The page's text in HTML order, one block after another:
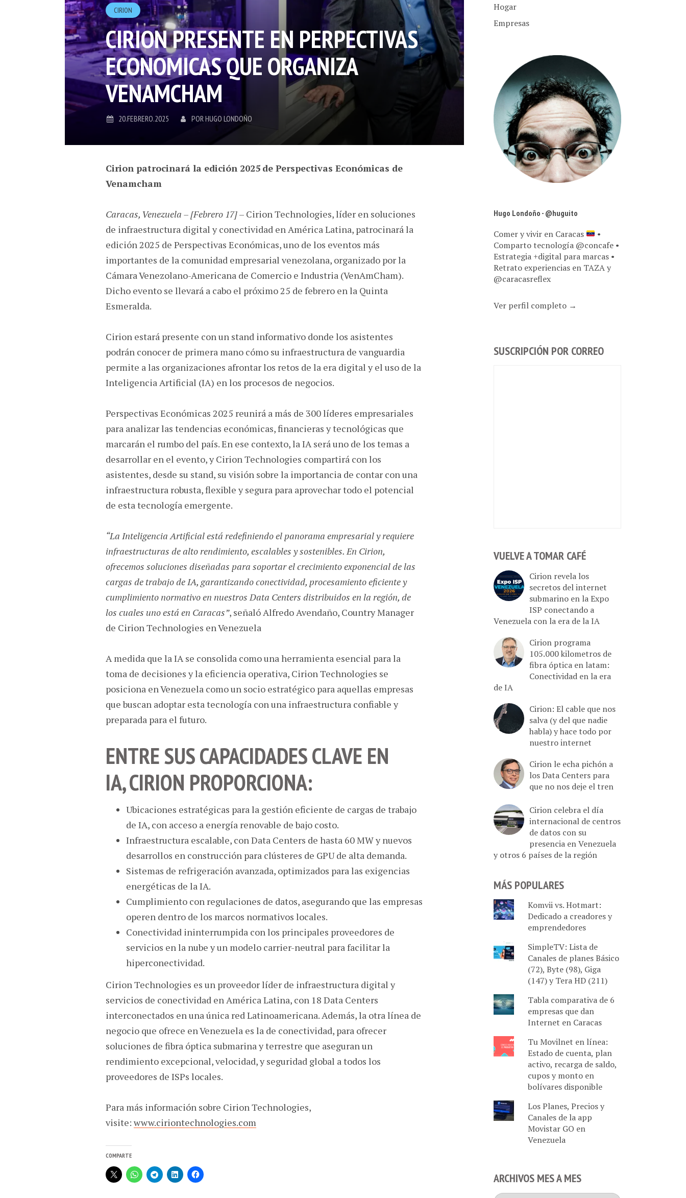
CIRION
CIRION PRESENTE EN PERPECTIVAS
ECONOMICAS QUE ORGANIZA
VENAMCHAM
20.FEBRERO.2025 POR HUGO LONDOÑO
Cirion patrocinará la edición 2025 de Perspectivas Económicas de
Venamcham
Caracas, Venezuela – [Febrero 17]– Cirion Technologies, líder en soluciones
de infraestructura digital y conectividad en América Latina, patrocinará la
edición 2025 de Perspectivas Económicas, uno de los eventos más
importantes de la comunidad empresarial venezolana, organizado por la
Cámara Venezolano-Americana de Comercio e Industria (VenAmCham).
Dicho evento se llevará a cabo el próximo 25 de febrero en la Quinta
Esmeralda.
Cirion estará presente con un stand informativo donde los asistentes
podrán conocer de primera mano cómo su infraestructura de vanguardia
permite a las organizaciones afrontar los retos de la era digital y el uso de la
Inteligencia Artificial (IA) en los procesos de negocios.
Perspectivas Económicas 2025 reunirá a más de 300 líderes empresariales
para analizar las tendencias económicas, financieras y tecnológicas que
marcarán el rumbo del país. En ese contexto, la IA será uno de los temas a
desarrollar en el evento, y Cirion Technologies compartirá con los
asistentes, desde su stand, su visión sobre la importancia de contar con una
infraestructura robusta, flexible y segura para aprovechar todo el potencial
de esta tecnología emergente.
“La Inteligencia Artificial está redefiniendo el panorama empresarial y requiere
infraestructuras de alto rendimiento, escalables y sostenibles. En Cirion,
ofrecemos soluciones diseñadas para soportar el crecimiento exponencial de las
cargas de trabajo de IA, garantizando conectividad, procesamiento eficiente y
cumplimiento normativo en nuestros Data Centers distribuidos en la región, de
los cuales uno está en Caracas”, señaló Alfredo Avendaño, Country Manager
de Cirion Technologies en Venezuela
A medida que la IA se consolida como una herramienta esencial para la
toma de decisiones y la eficiencia operativa, Cirion Technologies se
posiciona en Venezuela como un socio estratégico para aquellas empresas
que buscan adoptar esta tecnología con una infraestructura confiable y
preparada para el futuro.
ENTRE SUS CAPACIDADES CLAVE EN
IA, CIRION PROPORCIONA:
Ubicaciones estratégicas para la gestión eficiente de cargas de trabajo
de IA, con acceso a energía renovable de bajo costo.
Infraestructura escalable, con Data Centers de hasta 60 MW y nuevos
desarrollos en construcción para clústeres de GPU de alta demanda.
Sistemas de refrigeración avanzada, optimizados para las exigencias
energéticas de la IA.
Cumplimiento con regulaciones de datos, asegurando que las empresas
operen dentro de los marcos normativos locales.
Conectividad ininterrumpida con los principales proveedores de
servicios en la nube y un modelo carrier-neutral para facilitar la
hiperconectividad.
Cirion Technologies es un proveedor líder de infraestructura digital y
servicios de conectividad en América Latina, con 18 Data Centers
interconectados en una única red Latinoamericana. Además, la otra línea de
negocio que ofrece en Venezuela es la de conectividad, para ofrecer
soluciones de fibra óptica submarina y terrestre que aseguran un
rendimiento excepcional, velocidad, y seguridad global a todos los
proveedores de ISPs locales.
Para más información sobre Cirion Technologies,
visite: www.ciriontechnologies.com
COMPARTE
Hogar
Empresas
Hugo Londoño - @huguito
Comer y vivir en Caracas
•
Comparto tecnología @concafe •
Estrategia +digital para marcas •
Retrato experiencias en TAZA y
@caracasreflex
Ver perfil completo →
SUSCRIPCIÓN POR CORREO
VUELVE A TOMAR CAFÉ
Cirion revela los
secretos del internet
submarino en la Expo
ISP conectando a
Venezuela con la era de la IA
Cirion programa
105.000 kilometros de
fibra óptica en latam:
Conectividad en la era
de IA
Cirion: El cable que nos
salva (y del que nadie
habla) y hace todo por
nuestro internet
Cirion le echa pichón a
los Data Centers para
que no nos deje el tren
Cirion celebra el día
internacional de centros
de datos con su
presencia en Venezuela
y otros 6 países de la región
MÁS POPULARES
Komvii vs. Hotmart:
Dedicado a creadores y
emprendedores
SimpleTV: Lista de
Canales de planes Básico
(72), Byte (98), Giga
(147) y Tera HD (211)
Tabla comparativa de 6
empresas que dan
Internet en Caracas
Tu Movilnet en línea:
Estado de cuenta, plan
activo, recarga de saldo,
cupos y monto en
bolívares disponible
Los Planes, Precios y
Canales de la app
Movistar GO en
Venezuela
ARCHIVOS MES A MES